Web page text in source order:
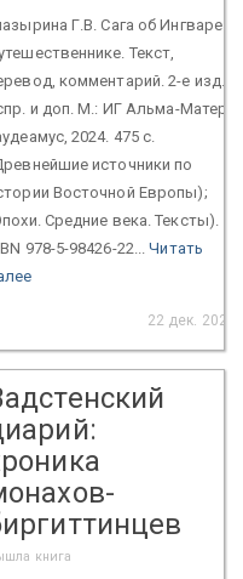
Г.В. Сага об Ингваре
Текст,
комментарий. 2-е изд.,
и доп. М.: ИГ Альма-Матер;
2024. 475 с.
источники по
Восточной Европы);
Средние века. Тексты).
978-5-98426-22...Читать
22 дек. 2023
книга